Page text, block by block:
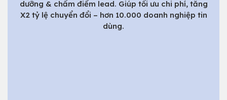
dưỡng & chấm điểm lead. Giúp tối ưu chi phí, tăng
X2 tỷ lệ chuyển đổi – hơn 10.000 doanh nghiệp tin
dùng.